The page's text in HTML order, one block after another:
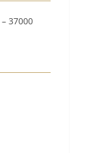
– 37000